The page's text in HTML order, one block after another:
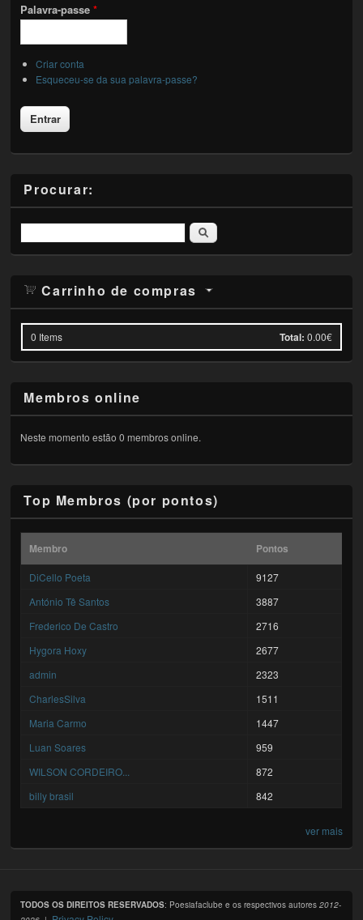
Palavra-passe*
Criar conta
Esqueceu-se da sua palavra-passe?
Procurar:
Pesquisar
Carrinho de compras
0 Items Total: 0.00€
Membros online
Neste momento estão 0 membros online.
Top Membros (por pontos)
Membro Pontos
DiCello Poeta
9127
António Tê Santos
3887
Frederico De Castro
2716
Hygora Hoxy
2677
admin
2323
CharlesSilva
1511
Maria Carmo
1447
Luan Soares
959
WILSON CORDEIRO...
872
billy brasil
842
ver mais
TODOS OS DIREITOS RESERVADOS: Poesiafaclube e os respectivos autores2012-